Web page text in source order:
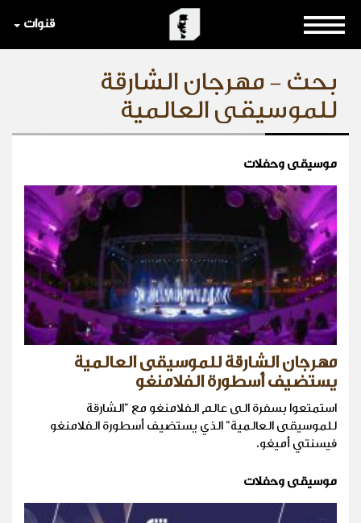
قنوات
بحث - مهرجان الشارقة
للموسيقى العالمية
موسيقى وحفلات
مهرجان الشارقة للموسيقى العالمية
يستضيف أسطورة الفلامنغو
استمتعوا بسفرة الى عالم الفلامنغو مع "الشارقة
للموسيقى العالمية" الذي يستضيف أسطورة الفلامنغو
فيسنتي أميغو.
موسيقى وحفلات